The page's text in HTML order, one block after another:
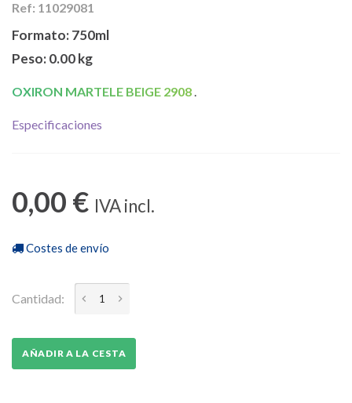
Ref: 11029081
Formato:750ml
Peso:0.00 kg
OXIRON MARTELE BEIGE 2908 .
Especificaciones
0,00 € IVA incl.
Costes de envío
Cantidad:
AÑADIR A LA CESTA